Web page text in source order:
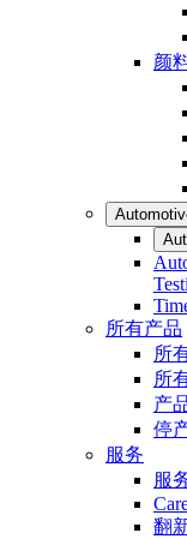
颜
所有产品
所
所
产
停
服务
服
翻